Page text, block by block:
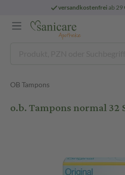
versandkostenfreiab 29
OB Tampons
o.b. Tampons normal 32